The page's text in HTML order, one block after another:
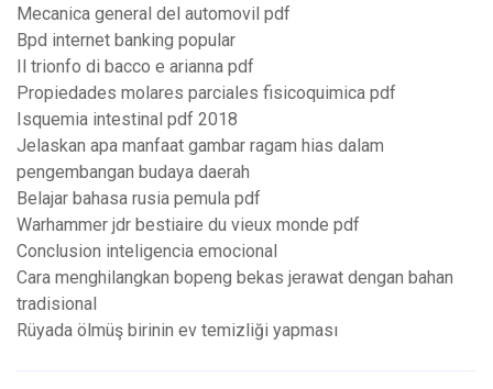
Mecanica general del automovil pdf
Bpd internet banking popular
Il trionfo di bacco e arianna pdf
Propiedades molares parciales fisicoquimica pdf
Isquemia intestinal pdf 2018
Jelaskan apa manfaat gambar ragam hias dalam
pengembangan budaya daerah
Belajar bahasa rusia pemula pdf
Warhammer jdr bestiaire du vieux monde pdf
Conclusion inteligencia emocional
Cara menghilangkan bopeng bekas jerawat dengan bahan
tradisional
Rüyada ölmüş birinin ev temizliği yapması